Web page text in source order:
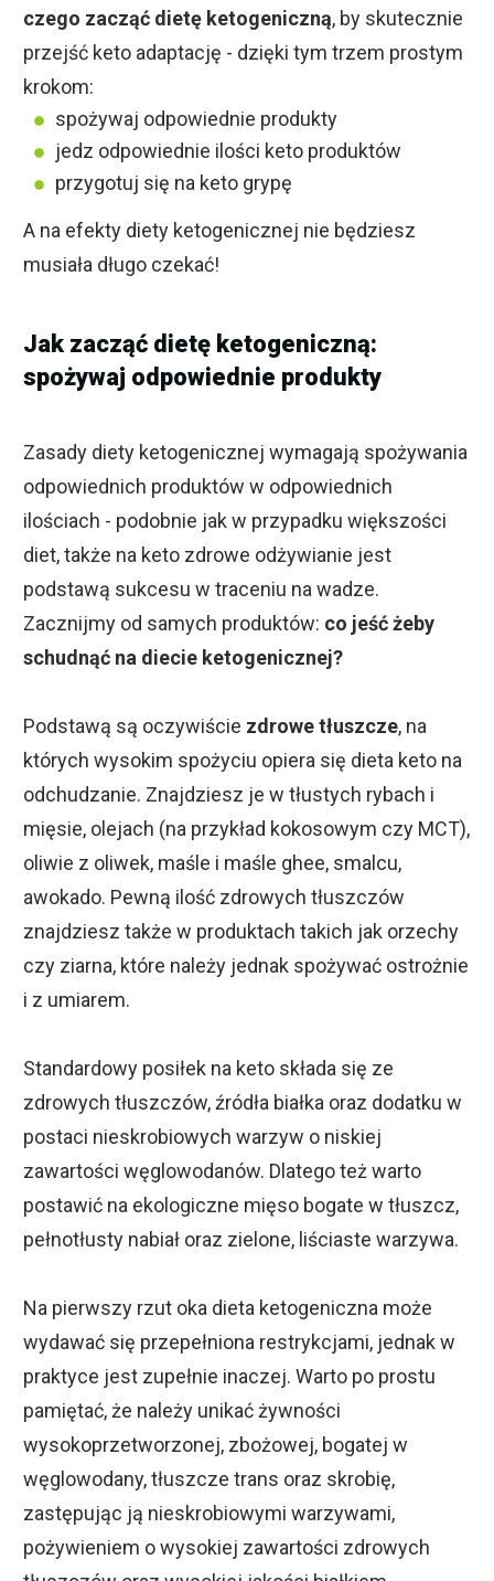
czego zacząć dietę ketogeniczną, by skutecznie
przejść keto adaptację - dzięki tym trzem prostym
krokom:
spożywaj odpowiednie produkty
jedz odpowiednie ilości keto produktów
przygotuj się na keto grypę
A na efekty diety ketogenicznej nie będziesz
musiała długo czekać!
Jak zacząć dietę ketogeniczną:
spożywaj odpowiednie produkty
Zasady diety ketogenicznej wymagają spożywania
odpowiednich produktów w odpowiednich
ilościach - podobnie jak w przypadku większości
diet, także na keto zdrowe odżywianie jest
podstawą sukcesu w traceniu na wadze.
Zacznijmy od samych produktów: co jeść żeby
schudnąć na diecie ketogenicznej?
Podstawą są oczywiście zdrowe tłuszcze, na
których wysokim spożyciu opiera się dieta keto na
odchudzanie. Znajdziesz je w tłustych rybach i
mięsie, olejach (na przykład kokosowym czy MCT),
oliwie z oliwek, maśle i maśle ghee, smalcu,
awokado. Pewną ilość zdrowych tłuszczów
znajdziesz także w produktach takich jak orzechy
czy ziarna, które należy jednak spożywać ostrożnie
i z umiarem.
Standardowy posiłek na keto składa się ze
zdrowych tłuszczów, źródła białka oraz dodatku w
postaci nieskrobiowych warzyw o niskiej
zawartości węglowodanów. Dlatego też warto
postawić na ekologiczne mięso bogate w tłuszcz,
pełnotłusty nabiał oraz zielone, liściaste warzywa.
Na pierwszy rzut oka dieta ketogeniczna może
wydawać się przepełniona restrykcjami, jednak w
praktyce jest zupełnie inaczej. Warto po prostu
pamiętać, że należy unikać żywności
wysokoprzetworzonej, zbożowej, bogatej w
węglowodany, tłuszcze trans oraz skrobię,
zastępując ją nieskrobiowymi warzywami,
pożywieniem o wysokiej zawartości zdrowych